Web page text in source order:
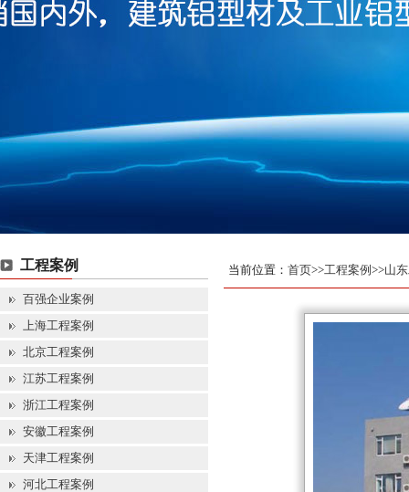
工程案例
百强企业案例
上海工程案例
北京工程案例
江苏工程案例
浙江工程案例
安徽工程案例
天津工程案例
河北工程案例
当前位置： 首页>>工程案例 >>山